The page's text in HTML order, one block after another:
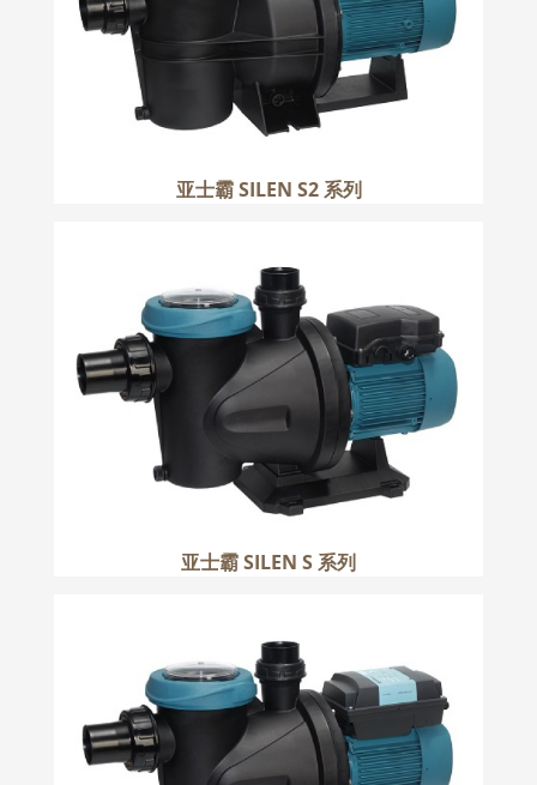
亚士霸 SILEN S2 系列
亚士霸 SILEN S 系列
更多
更多